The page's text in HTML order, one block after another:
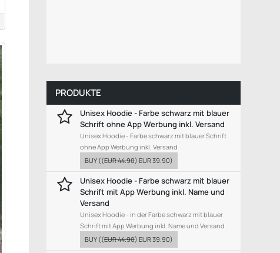
PRODUKTE
Unisex Hoodie - Farbe schwarz mit blauer
Schrift ohne App Werbung inkl. Versand
Unisex Hoodie - Farbe schwarz mit blauer Schrift
ohne App Werbung inkl. Versand
BUY ((EUR 44.90) EUR 39.90)
Unisex Hoodie - Farbe schwarz mit blauer
Schrift mit App Werbung inkl. Name und
Versand
Unisex Hoodie - in der Farbe schwarz mit blauer
Schrift mit App Werbung inkl. Name und Versand
BUY ((EUR 44.90) EUR 39.90)